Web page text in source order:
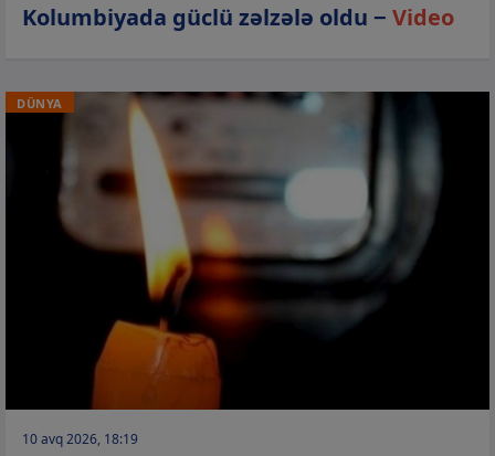
Kolumbiyada güclü zəlzələ oldu − Video
DÜNYA
10 avq 2026, 18:19